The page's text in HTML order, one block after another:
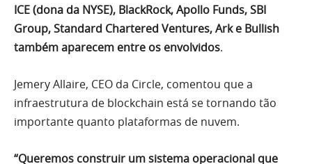
ICE (dona da NYSE), BlackRock, Apollo Funds, SBI
Group, Standard Chartered Ventures, Ark e Bullish
também aparecem entre os envolvidos.
Jemery Allaire, CEO da Circle, comentou que a
infraestrutura de blockchain está se tornando tão
importante quanto plataformas de nuvem.
“Queremos construir um sistema operacional que